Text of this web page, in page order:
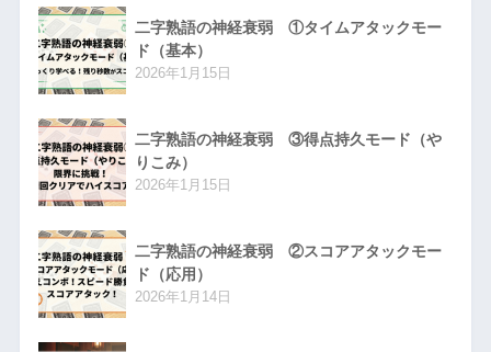
二字熟語の神経衰弱 ①タイムアタックモー
ド（基本）
2026年1月15日
二字熟語の神経衰弱 ③得点持久モード（や
りこみ）
2026年1月15日
二字熟語の神経衰弱 ②スコアアタックモー
ド（応用）
2026年1月14日